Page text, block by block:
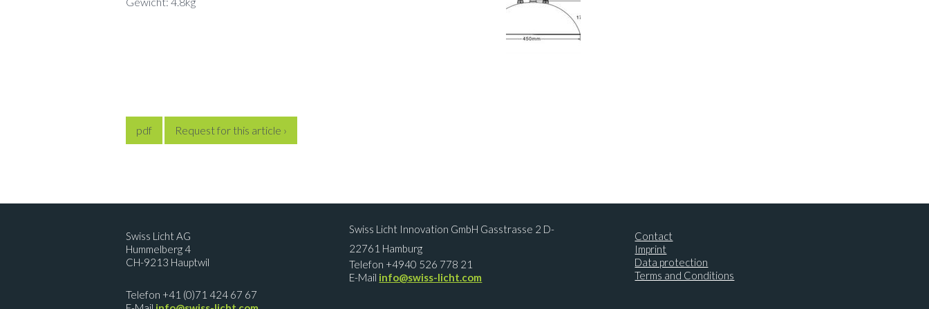
pdf Request for this article ›
Swiss Licht AG
Hummelberg 4
CH-9213 Hauptwil
Telefon +41 (0)71 424 67 67
Swiss Licht Innovation GmbH Gasstrasse 2 D-
22761 Hamburg
Telefon +4940 526 778 21
E-Mail info@swiss-licht.com
Contact
Imprint
Data protection
Terms and Conditions